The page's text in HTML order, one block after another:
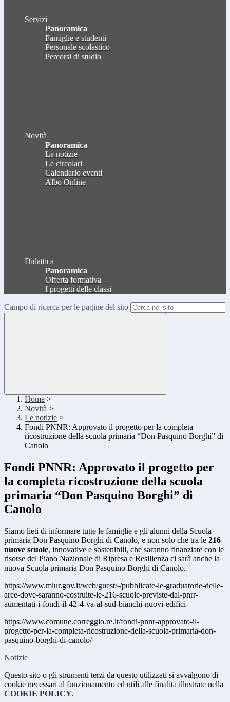
Servizi
Panoramica
Famiglie e studenti
Personale scolastico
Percorsi di studio
Novità
Panoramica
Le notizie
Le circolari
Calendario eventi
Albo Online
Didattica
Panoramica
Offerta formativa
I progetti delle classi
Campo di ricerca per le pagine del sito
Home >
Novità >
Le notizie >
Fondi PNNR: Approvato il progetto per la completa
ricostruzione della scuola primaria “Don Pasquino Borghi” di
Canolo
Fondi PNNR: Approvato il progetto per
la completa ricostruzione della scuola
primaria “Don Pasquino Borghi” di
Canolo
Siamo lieti di informare tutte le famiglie e gli alunni della Scuola
primaria Don Pasquino Borghi di Canolo, e non solo che tra le 216
nuove scuole, innovative e sostenibili, che saranno finanziate con le
risorse del Piano Nazionale di Ripresa e Resilienza ci sarà anche la
nuova Scuola primaria Don Pasquino Borghi di Canolo.
https://www.miur.gov.it/web/guest/-/pubblicate-le-graduatorie-delle-
aree-dove-saranno-costruite-le-216-scuole-previste-dal-pnrr-
aumentati-i-fondi-il-42-4-va-al-sud-bianchi-nuovi-edifici-
https://www.comune.correggio.re.it/fondi-pnnr-approvato-il-
progetto-per-la-completa-ricostruzione-della-scuola-primaria-don-
pasquino-borghi-di-canolo/
Notizie
Questo sito o gli strumenti terzi da questo utilizzati si avvalgono di
cookie necessari al funzionamento ed utili alle finalità illustrate nella
COOKIE POLICY.